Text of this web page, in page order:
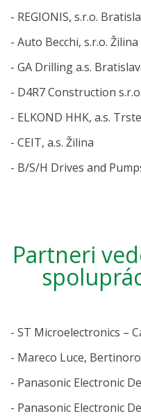
- REGIONIS, s.r.o.
- Auto Becchi, s.r.o. Žilina
- GA Drilling a.s.
- D4R7 Construction
- ELKOND HHK, a.s.
- CEIT, a.s. Žilina
- B/S/H Drives and
Partneri
- ST Microelectronics –
- Mareco Luce, Bertinoro
- Panasonic Electronic
- Panasonic Electronic